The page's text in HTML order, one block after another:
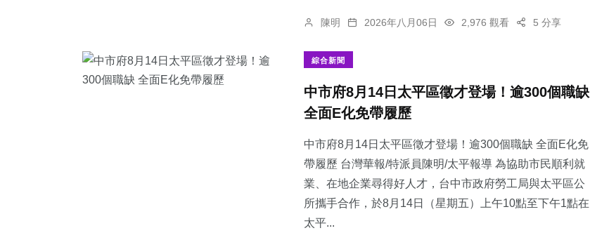
陳明 2026年八月06日 2,976 觀看 5 分享
綜合新聞
中市府8月14日太平區徵才登場！逾300個職缺
全面E化免帶履歷
中市府8月14日太平區徵才登場！逾300個職缺 全面E化免
帶履歷 台灣華報/特派員陳明/太平報導 為協助市民順利就
業、在地企業尋得好人才，台中市政府勞工局與太平區公
所攜手合作，於8月14日（星期五）上午10點至下午1點在
太平...